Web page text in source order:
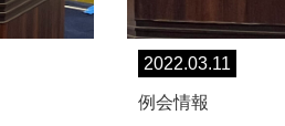
2022.03.11
例会情報